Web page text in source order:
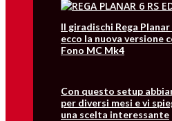
Il giradischi Rega
ecco la nuova versione
Fono MC Mk4
Con questo setup
per diversi mesi e vi
una scelta interessante